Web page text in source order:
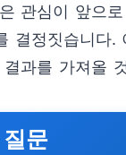
관심이 앞으
결정짓습니다.
과를 가져올
문